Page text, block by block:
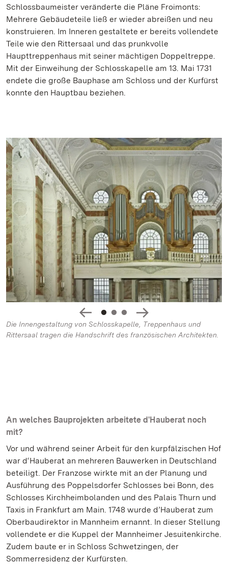
Schlossbaumeister veränderte die Pläne Froimonts:
Mehrere Gebäudeteile ließ er wieder abreißen und neu
konstruieren. Im Inneren gestaltete er bereits vollendete
Teile wie den Rittersaal und das prunkvolle
Haupttreppenhaus mit seiner mächtigen Doppeltreppe.
Mit der Einweihung der Schlosskapelle am 13. Mai 1731
endete die große Bauphase am Schloss und der Kurfürst
konnte den Hauptbau beziehen.
Die Innengestaltung von Schlosskapelle, Treppenhaus und
Rittersaal tragen die Handschrift des französischen Architekten.
An welches Bauprojekten arbeitete d'Hauberat noch
mit?
Vor und während seiner Arbeit für den kurpfälzischen Hof
war d‘Hauberat an mehreren Bauwerken in Deutschland
beteiligt. Der Franzose wirkte mit an der Planung und
Ausführung des Poppelsdorfer Schlosses bei Bonn, des
Schlosses Kirchheimbolanden und des Palais Thurn und
Taxis in Frankfurt am Main. 1748 wurde d’Hauberat zum
Oberbaudirektor in Mannheim ernannt. In dieser Stellung
vollendete er die Kuppel der Mannheimer Jesuitenkirche.
Zudem baute er in Schloss Schwetzingen, der
Sommerresidenz der Kurfürsten.